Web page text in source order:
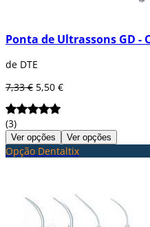
Ponta de Ultrassons GD -
de DTE
7,33 € 5,50 €
(3)
Ver opções Ver opções
Opção Dentaltix